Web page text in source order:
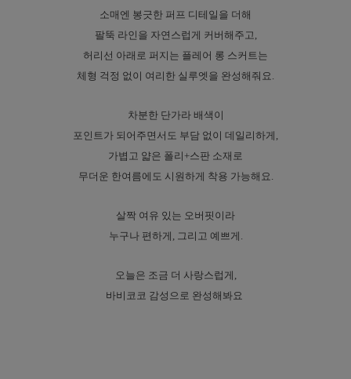
소매엔 봉긋한 퍼프 디테일을 더해
팔뚝 라인을 자연스럽게 커버해주고,
허리선 아래로 퍼지는 플레어 롱 스커트는
체형 걱정 없이 여리한 실루엣을 완성해줘요.
차분한 단가라 배색이
포인트가 되어주면서도 부담 없이 데일리하게,
가볍고 얇은 폴리+스판 소재로
무더운 한여름에도 시원하게 착용 가능해요.
살짝 여유 있는 오버핏이라
누구나 편하게, 그리고 예쁘게.
오늘은 조금 더 사랑스럽게,
바비코코 감성으로 완성해봐요